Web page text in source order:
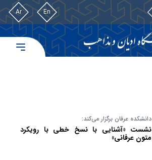
En
Ar
دانشکده عرفان برگزار می‌کند:
نشست «آشنایی با نسخ خطی با رویکرد
متون عرفانی»